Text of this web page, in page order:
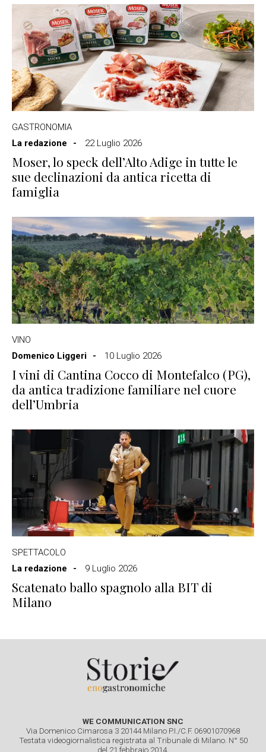
GASTRONOMIA
La redazione
22 Luglio 2026
Moser, lo speck dell’Alto Adige in tutte le
sue declinazioni da antica ricetta di
famiglia
VINO
Domenico Liggeri
10 Luglio 2026
I vini di Cantina Cocco di Montefalco (PG),
da antica tradizione familiare nel cuore
dell’Umbria
SPETTACOLO
La redazione
9 Luglio 2026
Scatenato ballo spagnolo alla BIT di
Milano
WE COMMUNICATION SNC
Via Domenico Cimarosa 3 20144 Milano P.I./C.F. 06901070968
Testata videogiornalistica registrata al Tribunale di Milano. N° 50
del 21 febbraio 2014.